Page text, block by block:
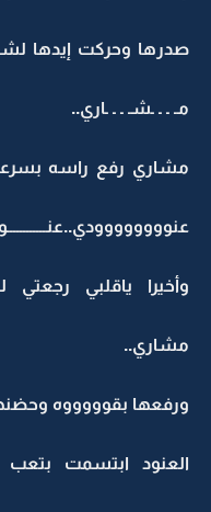
صدرها وحركت إيدها
مـ ـ ـ ـشـ ـ ـ ـاري..
مشاري رفع راسه
وأخيرا ياقلبي
مشاري..
ورفعها بقوووووه
العنود ابتسمت